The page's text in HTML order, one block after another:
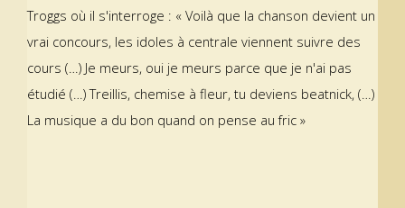
Troggs où il s'interroge : « Voilà que la chanson devient un
vrai concours, les idoles à centrale viennent suivre des
cours (…) Je meurs, oui je meurs parce que je n'ai pas
étudié (…) Treillis, chemise à fleur, tu deviens beatnick, (…)
La musique a du bon quand on pense au fric »